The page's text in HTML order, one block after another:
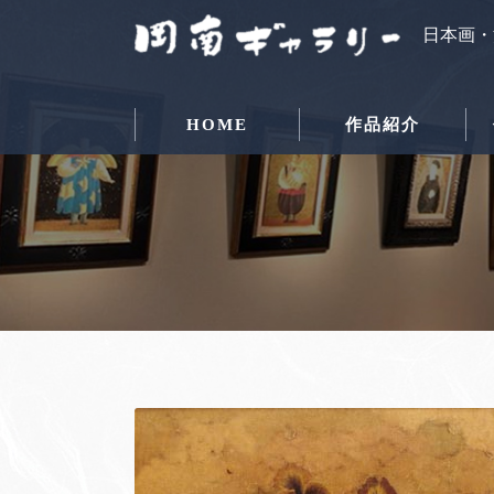
日本画
HOME 作品紹介